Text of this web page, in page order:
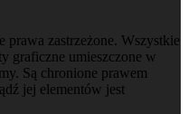
prawa zastrzeżone. Wszystkie
graficzne umieszczone w
Są chronione prawem
jej elementów jest